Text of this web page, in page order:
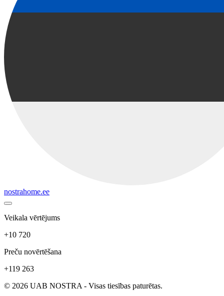
nostrahome.ee
Veikala vērtējums
+10 720
Preču novērtēšana
+119 263
© 2026 UAB NOSTRA - Visas tiesības paturētas.